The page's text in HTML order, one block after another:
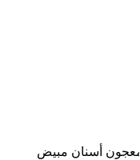
معجون أسنان مبيض